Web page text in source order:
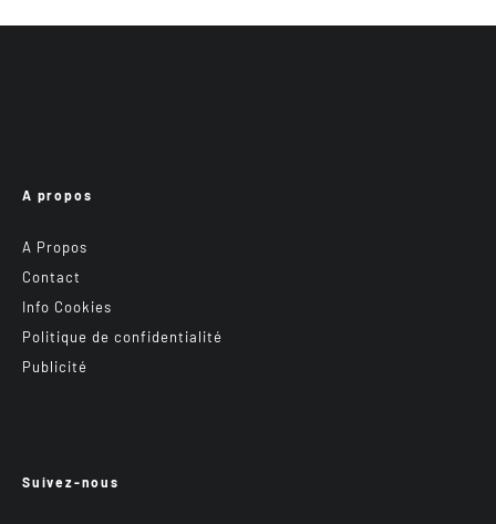
A propos
A Propos
Contact
Info Cookies
Politique de confidentialité
Publicité
Suivez-nous